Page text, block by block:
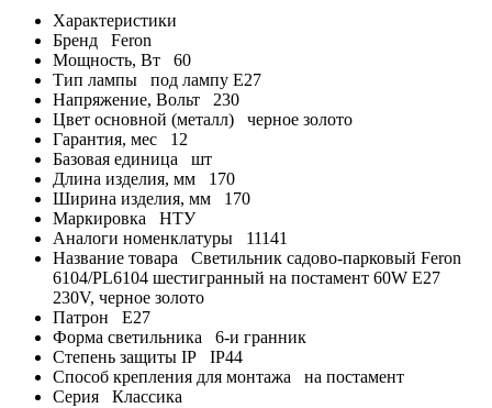
Характеристики
Бренд
Feron
Мощность, Вт
60
Тип лампы
под лампу Е27
Напряжение, Вольт
230
Цвет основной (металл)
черное золото
Гарантия, мес
12
Базовая единица
шт
Длина изделия, мм
170
Ширина изделия, мм
170
Маркировка
НТУ
Аналоги номенклатуры
11141
Название товара
Светильник садово-парковый Feron
6104/PL6104 шестигранный на постамент 60W E27
230V, черное золото
Патрон
E27
Форма светильника
6-и гранник
Степень защиты IP
IP44
Способ крепления для монтажа
на постамент
Серия
Классика